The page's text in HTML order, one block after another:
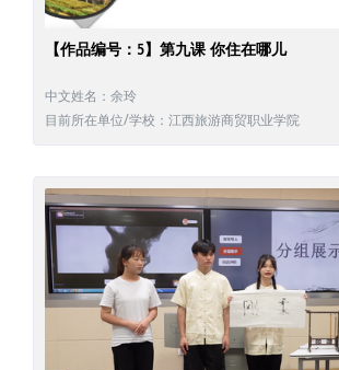
【作品编号：5】第九课 你住在哪儿
中文姓名：余玲
目前所在单位/学校：江西旅游商贸职业学院